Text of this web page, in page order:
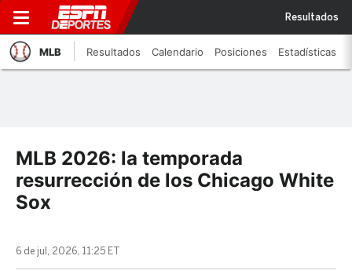
Resultados
MLB Resultados Calendario Posiciones Estadísticas
MLB 2026: la temporada
resurrección de los Chicago White
Sox
6 de jul, 2026, 11:25 ET